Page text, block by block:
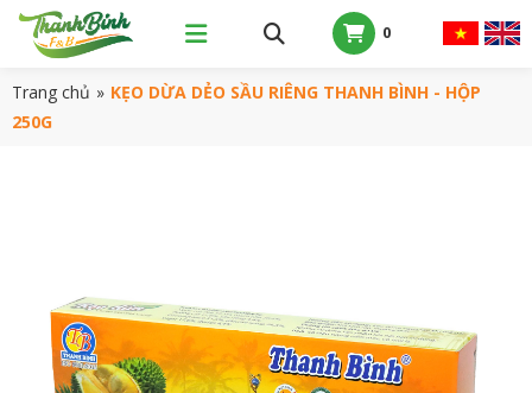
0
Trang chủ » KẸO DỪA DẺO SẦU RIÊNG THANH BÌNH - HỘP
250G